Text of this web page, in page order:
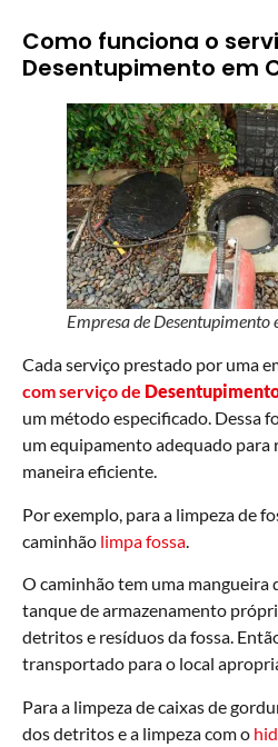
Como funciona o
Desentupimento em
Empresa de Desentupimento
Cada serviço prestado por uma
com serviço de
um método especificado. Dessa
um equipamento adequado para
maneira eficiente.
Por exemplo, para a limpeza de
caminhão limpa fossa
O caminhão tem uma mangueira
tanque de armazenamento
detritos e resíduos da fossa.
transportado para o local
Para a limpeza de caixas de
dos detritos e a limpeza com o